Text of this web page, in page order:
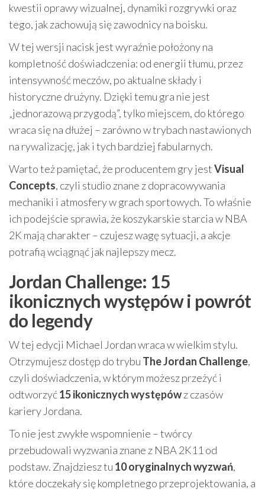
kwestii oprawy wizualnej, dynamiki rozgrywki oraz
tego, jak zachowują się zawodnicy na boisku.
W tej wersji nacisk jest wyraźnie położony na
kompletność doświadczenia: od energii tłumu, przez
intensywność meczów, po aktualne składy i
historyczne drużyny. Dzięki temu gra nie jest
„jednorazową przygodą”, tylko miejscem, do którego
wraca się na dłużej – zarówno w trybach nastawionych
na rywalizację, jak i tych bardziej fabularnych.
Warto też pamiętać, że producentem gry jestVisual
Concepts, czyli studio znane z dopracowywania
mechaniki i atmosfery w grach sportowych. To właśnie
ich podejście sprawia, że koszykarskie starcia w NBA
2K mają charakter – czujesz wagę sytuacji, a akcje
potrafią wciągnąć jak najlepszy mecz.
Jordan Challenge: 15
ikonicznych występów i powrót
do legendy
W tej edycji Michael Jordan wraca w wielkim stylu.
Otrzymujesz dostęp do trybu The Jordan Challenge,
czyli doświadczenia, w którym możesz przeżyć i
odtworzyć15 ikonicznych występówz czasów
kariery Jordana.
To nie jest zwykłe wspomnienie – twórcy
przebudowali wyzwania znane z NBA 2K11 od
podstaw. Znajdziesz tu 10 oryginalnych wyzwań,
które doczekały się kompletnego przeprojektowania, a